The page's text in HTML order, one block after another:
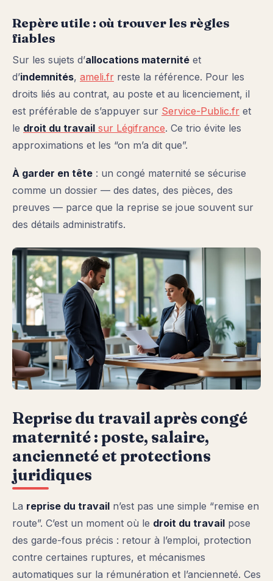
Repère utile : où trouver les règles
fiables
Sur les sujets d’allocations maternité et
d’indemnités, ameli.fr reste la référence. Pour les
droits liés au contrat, au poste et au licenciement, il
est préférable de s’appuyer sur Service-Public.fr et
le droit du travail sur Légifrance. Ce trio évite les
approximations et les “on m’a dit que”.
À garder en tête : un congé maternité se sécurise
comme un dossier — des dates, des pièces, des
preuves — parce que la reprise se joue souvent sur
des détails administratifs.
Reprise du travail après congé
maternité : poste, salaire,
ancienneté et protections
juridiques
La reprise du travail n’est pas une simple “remise en
route”. C’est un moment où le droit du travail pose
des garde-fous précis : retour à l’emploi, protection
contre certaines ruptures, et mécanismes
automatiques sur la rémunération et l’ancienneté. Ces